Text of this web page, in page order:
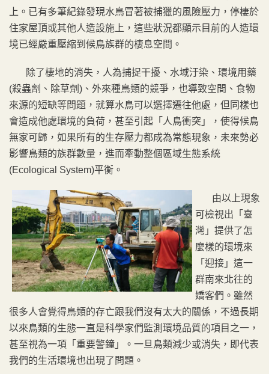
上。已有多筆紀錄發現水鳥冒著被捕獵的風險壓力，停棲於
住家屋頂或其他人造設施上，這些狀況都顯示目前的人造環
境已經嚴重壓縮到候鳥族群的棲息空間。
除了棲地的消失，人為捕捉干擾、水域汙染、環境用藥
(殺蟲劑、除草劑)、外來種鳥類的競爭，也導致空間、食物
來源的短缺等問題，就算水鳥可以選擇遷往他處，但同樣也
會造成他處環境的負荷，甚至引起「人鳥衝突」，使得候鳥
無家可歸，如果所有的生存壓力都成為常態現象，未來勢必
影響鳥類的族群數量，進而牽動整個區域生態系統
(Ecological System)平衡。
由以上現象
可檢視出「臺
灣」提供了怎
麼樣的環境來
「迎接」這一
群南來北往的
嬌客們。雖然
很多人會覺得鳥類的存亡跟我們沒有太大的關係，不過長期
以來鳥類的生態一直是科學家們監測環境品質的項目之一，
甚至視為一項「重要警鐘」。一旦鳥類減少或消失，即代表
我們的生活環境也出現了問題。